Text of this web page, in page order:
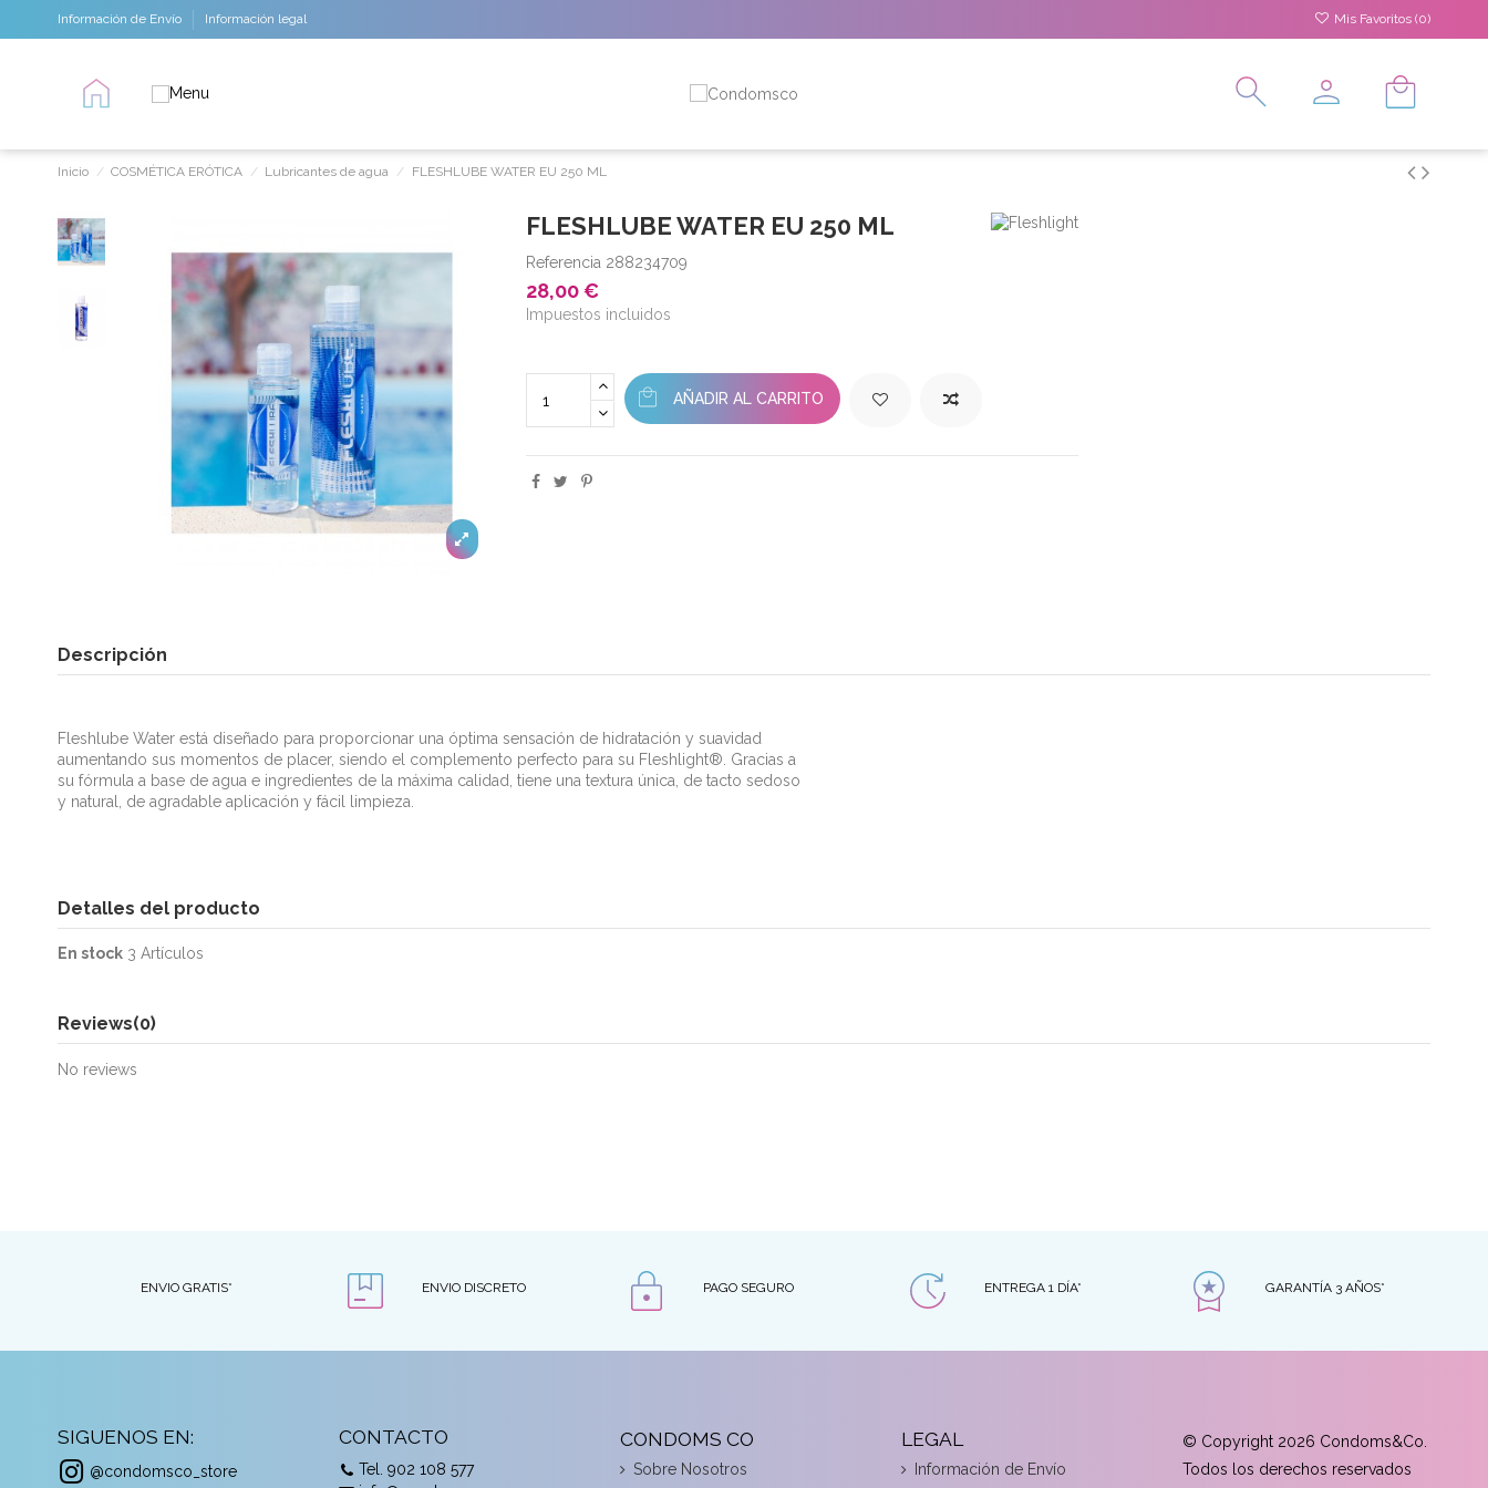
Información de Envío Información legal Mis Favoritos (0)
Inicio COSMÉTICA ERÓTICA Lubricantes de agua FLESHLUBE WATER EU 250 ML
FLESHLUBE WATER EU 250 ML
Referencia 288234709
28,00 €
Impuestos incluidos
AÑADIR AL CARRITO
Descripción
Fleshlube Water está diseñado para proporcionar una óptima sensación de hidratación y suavidad
aumentando sus momentos de placer, siendo el complemento perfecto para su Fleshlight®. Gracias a
su fórmula a base de agua e ingredientes de la máxima calidad, tiene una textura única, de tacto sedoso
y natural, de agradable aplicación y fácil limpieza.
Detalles del producto
En stock 3 Artículos
Reviews(0)
No reviews
ENVIO GRATIS* ENVIO DISCRETO PAGO SEGURO ENTREGA 1 DÍA* GARANTÍA 3 AÑOS*
SIGUENOS EN:
@condomsco_store
CONTACTO
Tel. 902 108 577
CONDOMS CO
Sobre Nosotros
LEGAL
Información de Envío
© Copyright 2026 Condoms&Co.
Todos los derechos reservados